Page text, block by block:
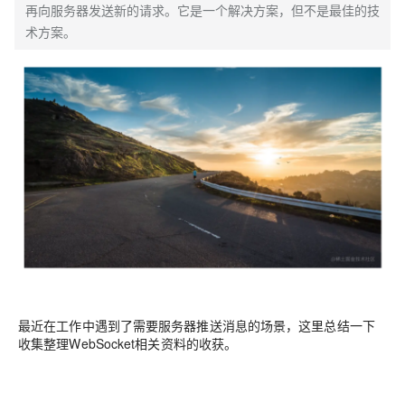
再向服务器发送新的请求。它是一个解决方案，但不是最佳的技
术方案。
最近在工作中遇到了需要服务器推送消息的场景，这里总结一下
收集整理WebSocket相关资料的收获。